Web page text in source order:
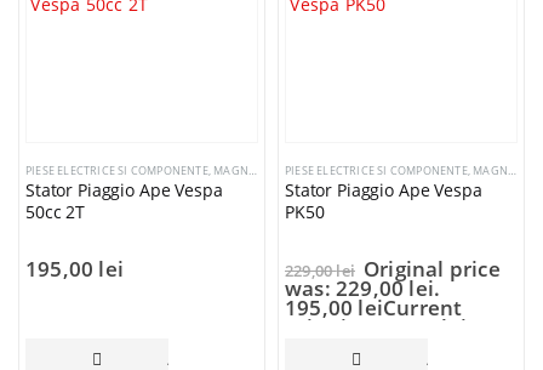
PIESE ELECTRICE SI COMPONENTE, MAGNETOURI / VOLANTE / STATOARE
Stator Piaggio Ape Vespa
50cc 2T
195,00 lei
ADAUGĂ ÎN COȘ
PIESE ELECTRICE SI COMPONENTE, MAGNETOURI / VOLANTE / STATOARE
Stator Piaggio Ape Vespa
PK50
229,00lei Original price
was: 229,00 lei.
195,00 leiCurrent
price is: 195,00 lei.
ADAUGĂ ÎN COȘ